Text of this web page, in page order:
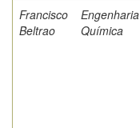
Francisco
Beltrao
Engenharia
Química